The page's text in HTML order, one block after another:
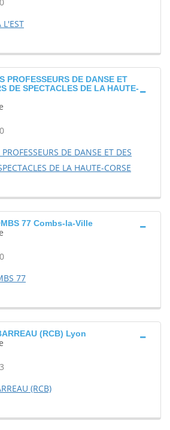
L'EST
PROFESSEURS DE DANSE ET
DE SPECTACLES DE LA HAUTE-
DE DANSE ET DES
DE LA HAUTE-CORSE
77 Combs-la-Ville
77
(RCB) Lyon
(RCB)